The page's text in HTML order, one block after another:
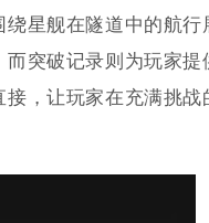
星舰在隧道中的航行
突破记录则为玩家提
，让玩家在充满挑战